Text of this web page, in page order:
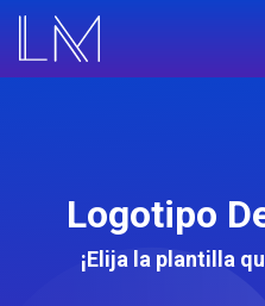
Logotipo
¡Elija la plantilla